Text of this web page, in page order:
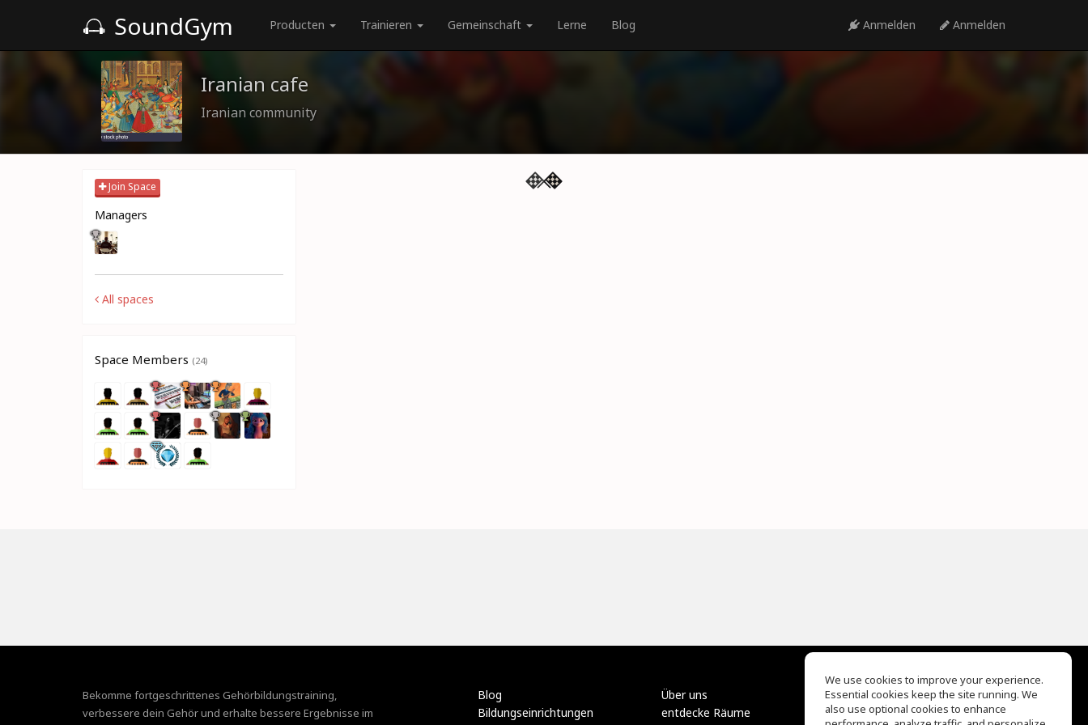
SoundGym Producten Trainieren Gemeinschaft Lerne Blog Anmelden Anmelden
Iranian cafe
Iranian community
Join Space
Managers
All spaces
Space Members (24)
Bekomme fortgeschrittenes Gehörbildungstraining,
verbessere dein Gehör und erhalte bessere Ergebnisse im
Blog
Bildungseinrichtungen
Über uns
entdecke Räume
EQ Ear Training
Drum Machine
We use cookies to improve your experience.
Essential cookies keep the site running. We
also use optional cookies to enhance